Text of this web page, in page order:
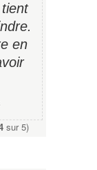
en
sur 5)